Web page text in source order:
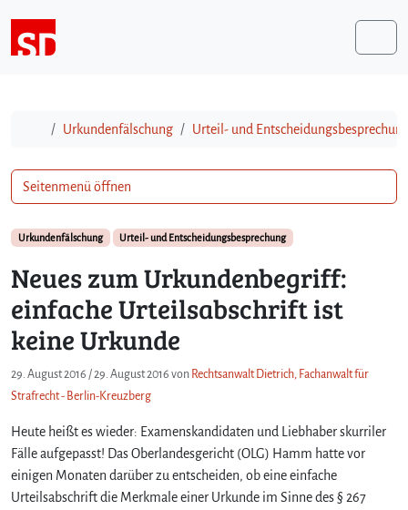
StartUrkundenfälschung Urteil- und
Urkundenfälschung Urteil- und Entscheidungsbesprechung
Neues zum Urkundenbegriff:
einfache Urteilsabschrift ist
keine Urkunde
29. August 2016 /29. August 2016 von Rechtsanwalt Dietrich, Fachanwalt für
Strafrecht - Berlin-Kreuzberg
Heute heißt es wieder: Examenskandidaten und Liebhaber skurriler
Fälle aufgepasst! Das Oberlandesgericht (OLG) Hamm hatte vor
einigen Monaten darüber zu entscheiden, ob eine einfache
Urteilsabschrift die Merkmale einer Urkunde im Sinne des § 267
Seitenmenü öffnen